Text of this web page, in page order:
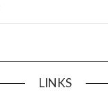
LINKS